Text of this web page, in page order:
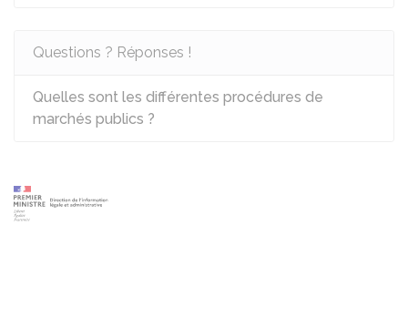
Questions ? Réponses !
Quelles sont les différentes procédures de
marchés publics ?